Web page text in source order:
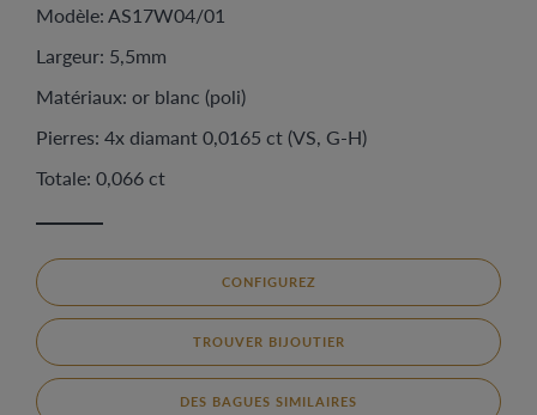
Modèle: AS17W04/01
Largeur: 5,5mm
Matériaux: or blanc (poli)
Pierres: 4x diamant 0,0165 ct (VS, G-H)
Totale: 0,066 ct
CONFIGUREZ
TROUVER BIJOUTIER
DES BAGUES SIMILAIRES